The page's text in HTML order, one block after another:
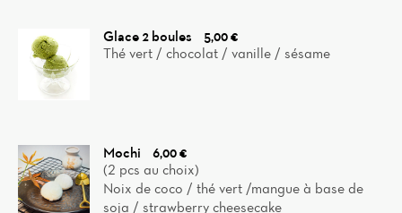
Glace 2 boules
5,00 €
Thé vert / chocolat / vanille / sésame
Mochi
6,00 €
(2 pcs au choix)
Noix de coco / thé vert /mangue à base de
soja / strawberry cheesecake